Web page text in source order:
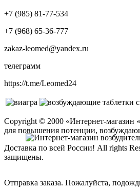
+7 (985) 81-77-534
+7 (968) 65-36-777
zakaz-leomed@yandex.ru
телеграмм
https://t.me/Leomed24
Copyright © 2000 «Интернет-магазин
для повышения потенции,
Доставка по всей России! All rights
защищены.
Отправка заказа. Пожалуйста,